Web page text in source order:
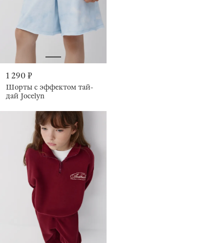
1 290 ₽
Шорты с эффектом тай-
дай Jocelyn